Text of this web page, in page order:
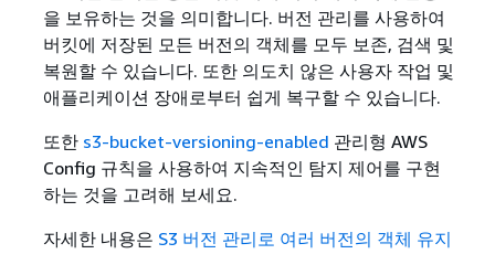
을 보유하는 것을 의미합니다. 버전 관리를 사용하여
버킷에 저장된 모든 버전의 객체를 모두 보존, 검색 및
복원할 수 있습니다. 또한 의도치 않은 사용자 작업 및
애플리케이션 장애로부터 쉽게 복구할 수 있습니다.
또한 s3-bucket-versioning-enabled 관리형 AWS
Config 규칙을 사용하여 지속적인 탐지 제어를 구현
하는 것을 고려해 보세요.
자세한 내용은 S3 버전 관리로 여러 버전의 객체 유지